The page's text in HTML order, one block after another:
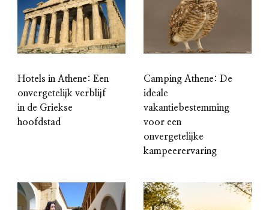
Hotels in Athene: Een
onvergetelijk verblijf
in de Griekse
hoofdstad
Camping Athene: De
ideale
vakantiebestemming
voor een
onvergetelijke
kampeerervaring